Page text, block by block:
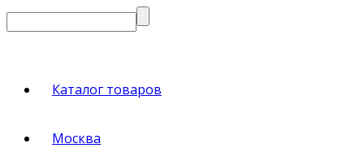
Каталог товаров
Москва